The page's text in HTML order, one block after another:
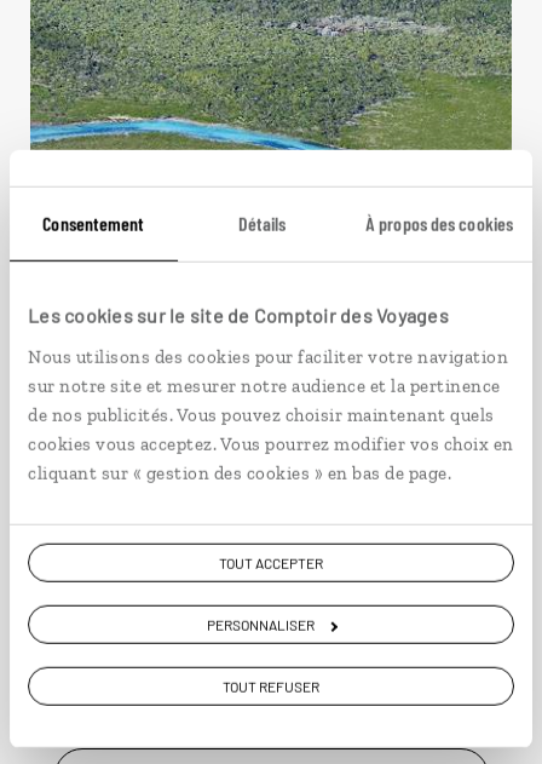
Consentement Détails À propos des cookies
Les cookies sur le site de Comptoir des Voyages
Nous utilisons des cookies pour faciliter votre navigation
sur notre site et mesurer notre audience et la pertinence
de nos publicités. Vous pouvez choisir maintenant quels
cookies vous acceptez. Vous pourrez modifier vos choix en
cliquant sur « gestion des cookies » en bas de page.
TOUT ACCEPTER
PERSONNALISER
TOUT REFUSER
Exumas, le trésor des
Bahamas
Shroud Cay, Norman’s Cay…
10 jours / 8 nuits